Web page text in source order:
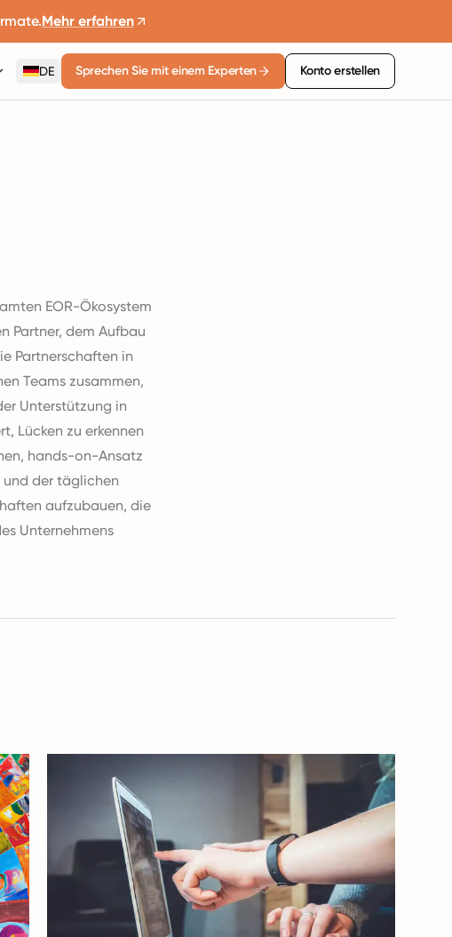
Mehr erfahren
DE Sprechen Sie mit einem Experten Konto erstellen
EOR-Ökosystem
Partner, dem Aufbau
Partnerschaften in
Teams zusammen,
Unterstützung in
Lücken zu erkennen
hands-on-Ansatz
und der täglichen
aufzubauen, die
Unternehmens